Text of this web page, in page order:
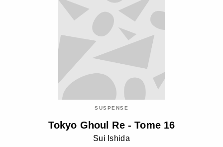
SUSPENSE
Tokyo Ghoul Re - Tome 16
Sui Ishida